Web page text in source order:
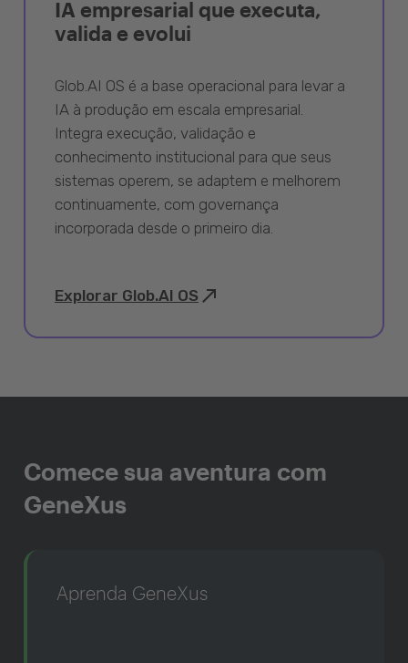
IA empresarial que executa,
valida e evolui
Glob.AI OS é a base operacional para levar a
IA à produção em escala empresarial.
Integra execução, validação e
conhecimento institucional para que seus
sistemas operem, se adaptem e melhorem
continuamente, com governança
incorporada desde o primeiro dia.
Explorar Glob.AI OS
Comece sua aventura com
GeneXus
Aprenda GeneXus